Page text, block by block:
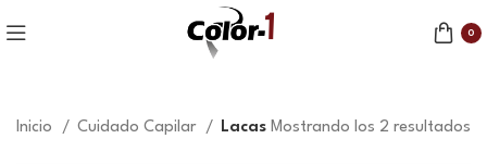
0
Inicio Cuidado Capilar Lacas Mostrando los 2 resultados